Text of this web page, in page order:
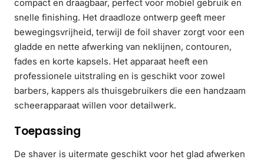
compact en draagbaar, perfect voor mobiel gebruik en
snelle finishing. Het draadloze ontwerp geeft meer
bewegingsvrijheid, terwijl de foil shaver zorgt voor een
gladde en nette afwerking van neklijnen, contouren,
fades en korte kapsels. Het apparaat heeft een
professionele uitstraling en is geschikt voor zowel
barbers, kappers als thuisgebruikers die een handzaam
scheerapparaat willen voor detailwerk.
Toepassing
De shaver is uitermate geschikt voor het glad afwerken